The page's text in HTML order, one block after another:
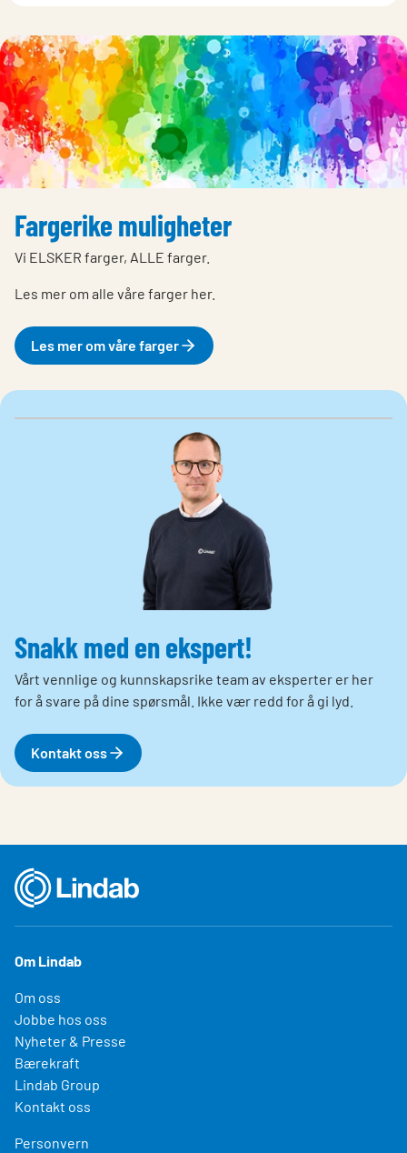
Fargerike muligheter
Vi ELSKER farger, ALLE farger.
Les mer om alle våre farger her.
Les mer om våre farger
Snakk med en ekspert!
Vårt vennlige og kunnskapsrike team av eksperter er her
for å svare på dine spørsmål. Ikke vær redd for å gi lyd.
Kontakt oss
Om Lindab
Om oss
Jobbe hos oss
Nyheter & Presse
Bærekraft
Lindab Group
Kontakt oss
Personvern